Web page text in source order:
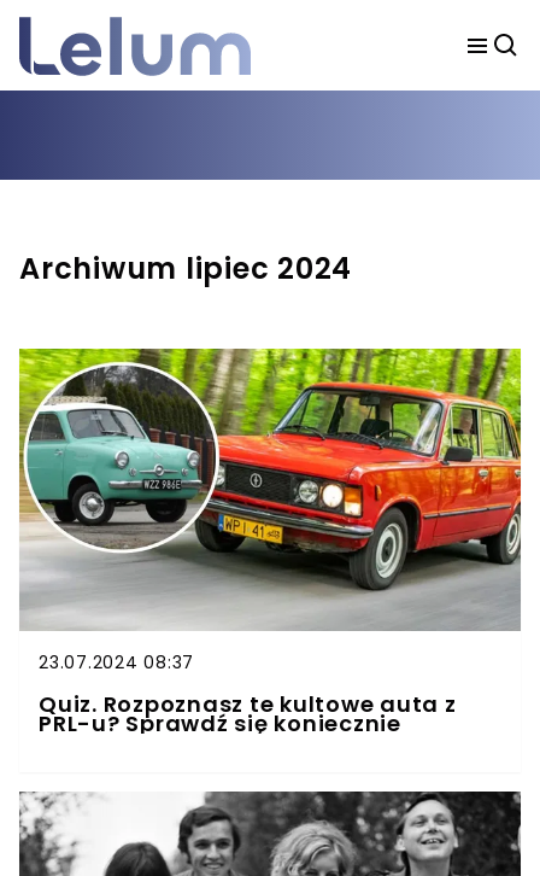
Archiwum lipiec 2024
23.07.2024 08:37
Quiz. Rozpoznasz te kultowe auta z
PRL-u? Sprawdź się koniecznie